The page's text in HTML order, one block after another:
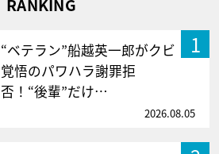
RANKING
1
“ベテラン”船越英一郎がクビ
覚悟のパワハラ謝罪拒
否！“後輩”だけ…
2026.08.05